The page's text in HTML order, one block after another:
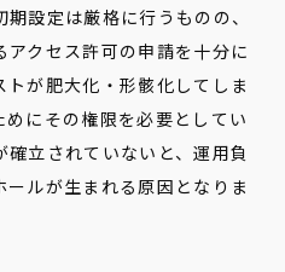
設定は厳格に行うものの、
クセス許可の申請を十分に
が肥大化・形骸化してしま
にその権限を必要としてい
立されていないと、運用負
ルが生まれる原因となりま